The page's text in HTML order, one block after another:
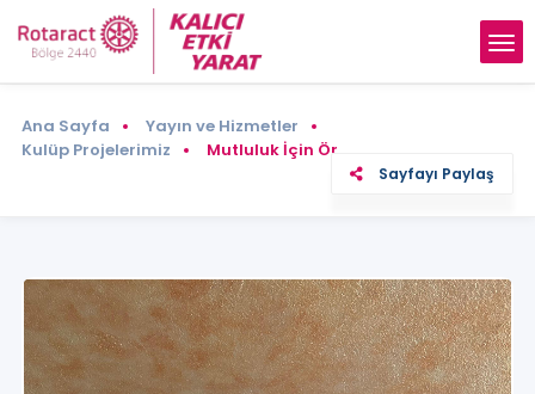
Ana Sayfa
Yayın ve Hizmetler
Kulüp Projelerimiz
Mutluluk İçin Ör
Sayfayı Paylaş